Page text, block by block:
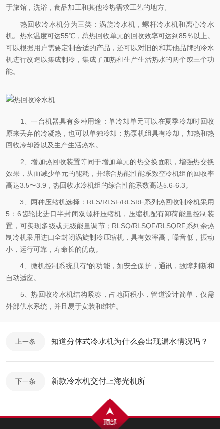
于旅馆，洗浴，食品加工和其他冷热需求工艺的地方。
热回收冷水机分为三类：涡旋冷水机，螺杆冷水机和离心冷水
机。热水温度可达55℃，总热回收单元的回收效率可达到85％以上。
可以根据用户需要定制合适的产品，还可以对旧的和其他品牌的冷水
机进行改造以集成制冷，集成了加热和生产生活热水的两个或三个功
能。
1、一台机器具有多种用途：单冷却单元可以在夏季冷却时回收
原来丢弃的冷凝热，也可以单独冷却；热泵机组具有冷却，加热和热
回收冷却器以及生产生活热水。
2、增加热回收装置等同于增加单元的热交换面积，增强热交换
效果，从而减少单元的能耗，并综合热能性能系数空冷机组的回收率
高达3.5〜3.9，热回收水冷机组的综合性能系数高达5.6-6.3。
3、两种压缩机选择：RLS/RLSF/RLSRF系列热回收制冷机采用
5：6齿轮比进口半封闭双螺杆压缩机，压缩机配有卸荷能量控制装
置，可实现多级或无级能量调节；RLSQ/RLSQF/RLSQRF系列余热
制冷机采用进口全封闭涡旋制冷压缩机，具有效率高，噪音低，振动
小，运行可靠，寿命长的优点。
4、微机控制系统具有*的功能，如安全保护，通讯，故障判断和
自动适应。
5、热回收冷水机结构紧凑，占地面积小，管道设计简单，仅需
外部供水系统，并且易于安装和维护。
上一条 知道分体式冷水机为什么会出现漏水情况吗？
下一条 新款冷水机交付上海光机所